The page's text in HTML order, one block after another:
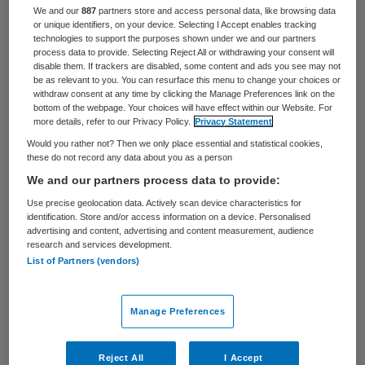
Het Openbaar Ministerie in Almelo worstelt
met het strafdossier van de omstreden ex-
neuroloog Jansen Steur van het Medisch
Spectrum Twente. Na anderhalf jaar
onderzoek is er nog steeds geen zicht op
een strafproces. Dat meldt RTV Oost.
Onderzoeksresultaten
Volgens een justitiewoordvoerder kijken
deskundigen nu naar de
onderzoeksresultaten, aldus
ex-neuroloog wordt er van beschuldigd
We and our887 partners store and access personal data, like browsing data
or unique identifiers, on your device. Selecting I Accept enables tracking
technologies to support the purposes shown under we and our partners
process data to provide. Selecting Reject All or withdrawing your consent will
disable them. If trackers are disabled, some content and ads you see may not
be as relevant to you. You can resurface this menu to change your choices or
withdraw consent at any time by clicking the Manage Preferences link on the
bottom of the webpage. Your choices will have effect within our Website. For
more details, refer to our Privacy Policy.
Privacy Statement
Would you rather not? Then we only place essential and statistical cookies,
these do not record any data about you as a person
We and our partners process data to provide:
Use precise geolocation data. Actively scan device characteristics for
identification. Store and/or access information on a device. Personalised
advertising and content, advertising and content measurement, audience
research and services development.
List of Partners (vendors)
Manage Preferences
Reject All I Accept